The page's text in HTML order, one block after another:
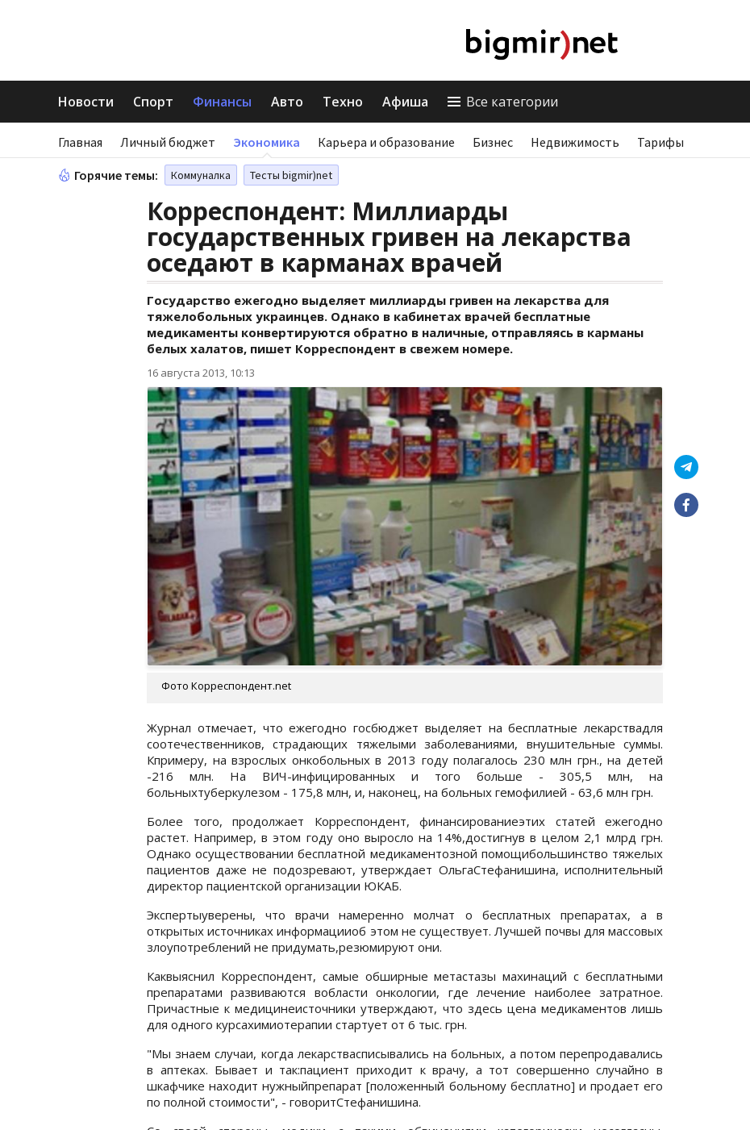
Новости Спорт Финансы Авто Техно Афиша Все категории
Главная Личный бюджет Экономика Карьера и образование Бизнес Недвижимость Тарифы
Горячие темы: Коммуналка Тесты bigmir)net
Корреспондент: Миллиарды
государственных гривен на лекарства
оседают в карманах врачей
Государство ежегодно выделяет миллиарды гривен на лекарства для
тяжелобольных украинцев. Однако в кабинетах врачей бесплатные
медикаменты конвертируются обратно в наличные, отправляясь в карманы
белых халатов, пишет Корреспондент в свежем номере.
16 августа 2013, 10:13
Фото Корреспондент.net
Журнал отмечает, что ежегодно госбюджет выделяет на бесплатные лекарствадля
соотечественников, страдающих тяжелыми заболеваниями, внушительные суммы.
Кпримеру, на взрослых онкобольных в 2013 году полагалось 230 млн грн., на детей
-216 млн. На ВИЧ-инфицированных и того больше - 305,5 млн, на
больныхтуберкулезом - 175,8 млн, и, наконец, на больных гемофилией - 63,6 млн грн.
Более того, продолжает Корреспондент, финансированиеэтих статей ежегодно
растет. Например, в этом году оно выросло на 14%,достигнув в целом 2,1 млрд грн.
Однако осуществовании бесплатной медикаментозной помощибольшинство тяжелых
пациентов даже не подозревают, утверждает ОльгаСтефанишина, исполнительный
директор пациентской организации ЮКАБ.
Экспертыуверены, что врачи намеренно молчат о бесплатных препаратах, а в
открытых источниках информацииоб этом не существует. Лучшей почвы для массовых
злоупотреблений не придумать,резюмируют они.
Каквыяснил Корреспондент, самые обширные метастазы махинаций с бесплатными
препаратами развиваются вобласти онкологии, где лечение наиболее затратное.
Причастные к медицинеисточники утверждают, что здесь цена медикаментов лишь
для одного курсахимиотерапии стартует от 6 тыс. грн.
"Мы знаем случаи, когда лекарствасписывались на больных, а потом перепродавались
в аптеках. Бывает и так:пациент приходит к врачу, а тот совершенно случайно в
шкафчике находит нужныйпрепарат [положенный больному бесплатно] и продает его
по полной стоимости", - говоритСтефанишина.